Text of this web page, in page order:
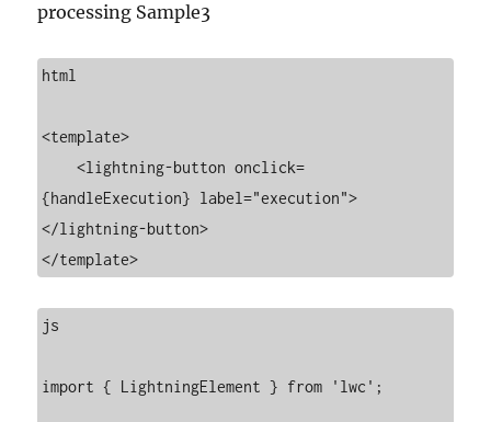
processing Sample3
html
<template>
    <lightning-button onclick=
{handleExecution} label="execution">
</lightning-button>
</template>
js
import { LightningElement } from 'lwc';